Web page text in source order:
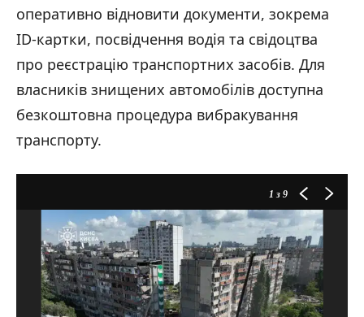
Фото: наслідки російської масованої атаки на Київщину / ДСНС України /
14.05.2026
Фото: наслідки російської масованої атаки на Київщину / ДСНС України /
14.05.2026
оперативно відновити документи, зокрема
ID-картки, посвідчення водія та свідоцтва
про реєстрацію транспортних засобів. Для
власників знищених автомобілів доступна
безкоштовна процедура вибракування
транспорту.
1 з 9